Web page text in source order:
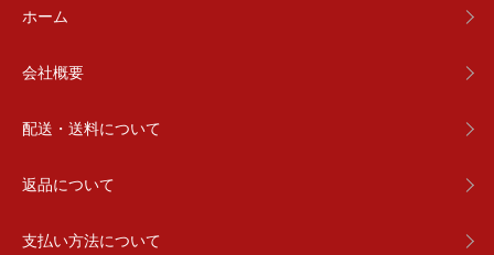
ホーム
会社概要
配送・送料について
返品について
支払い方法について